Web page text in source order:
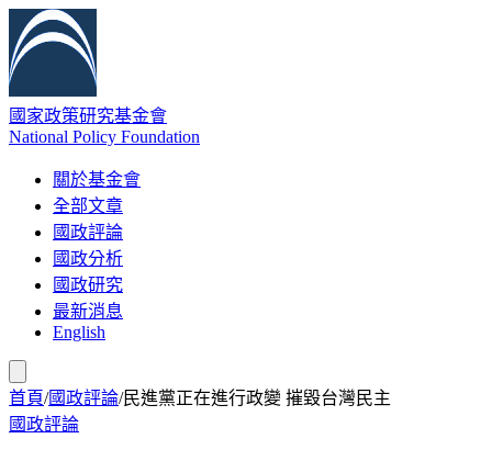
國家政策研究基金會
National Policy Foundation
關於基金會
全部文章
國政評論
國政分析
國政研究
最新消息
English
首頁/國政評論/民進黨正在進行政變 摧毀台灣民主
國政評論